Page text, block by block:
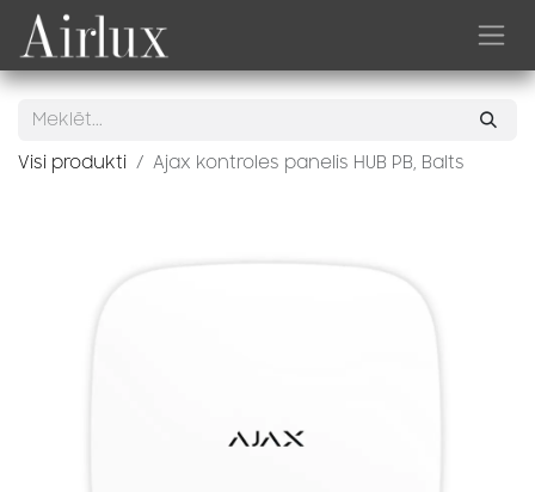
Skip to Content
Visi produkti Ajax kontroles panelis HUB PB, Balts